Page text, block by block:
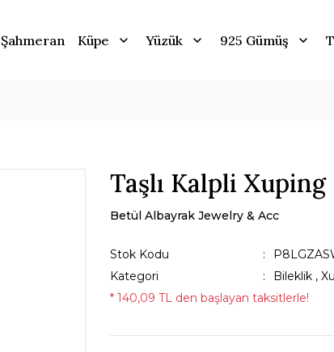
Şahmeran Küpe Yüzük 925 Gümüş
Taşlı Kalpli
Betül Albayrak Jewelry & Acc
Stok Kodu
Kategori
Bileklik ,
* 140,09 TL den başlayan taksitlerle!